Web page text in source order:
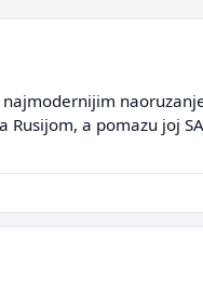
a pomazu joj